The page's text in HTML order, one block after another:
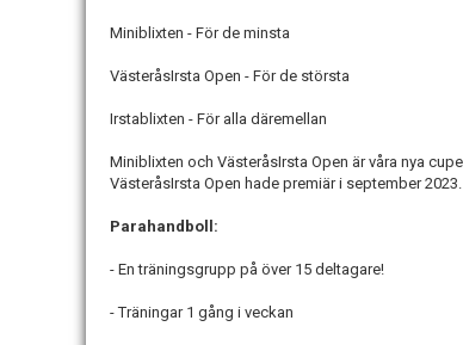
Miniblixten - För de minsta
VästeråsIrsta Open - För de största
Irstablixten - För alla däremellan
Miniblixten och VästeråsIrsta Open är våra nya
VästeråsIrsta Open hade premiär i september 2023.
Parahandboll:
- En träningsgrupp på över 15 deltagare!
- Träningar 1 gång i veckan